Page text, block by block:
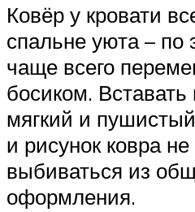
Ковёр у кровати
спальне уюта – по
чаще всего
босиком. Вставать
мягкий и
и рисунок ковра
выбиваться из
оформления.